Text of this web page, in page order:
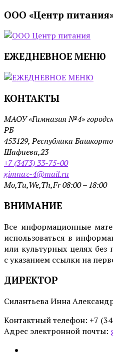
ООО «Центр
ЕЖЕДНЕВНОЕ МЕНЮ
КОНТАКТЫ
МАОУ «Гимназия №4»
РБ
453129, Республика
Шафиева,23
+7 (3473) 33-75-00
gimnaz-4@mail.ru
Mo,Tu,We,Th,Fr 08:00 – 18:00
ВНИМАНИЕ
Все информационные
использоваться в
или культурных целях без
с указанием ссылки на
ДИРЕКТОР
Силантьева Инна
Контактный телефон: +7
Адрес электронной почты: